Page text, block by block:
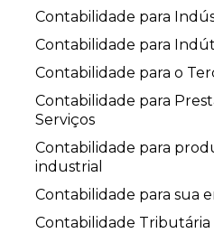
Contabilidade para
Contabilidade para
Contabilidade para o
Contabilidade para
Serviços
Contabilidade para
industrial
Contabilidade para sua
Contabilidade Tributária